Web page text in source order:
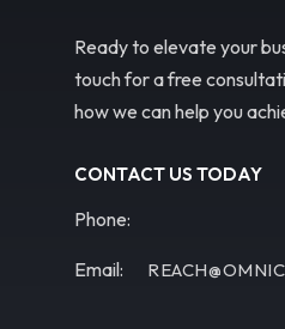
Ready to elevate your
touch for a free
how we can help you
CONTACT US TODAY
Phone:
Email: